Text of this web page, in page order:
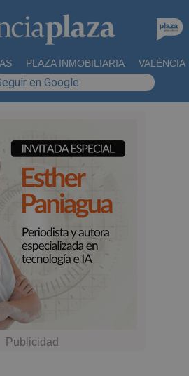
PLAZA INMOBILIARIA VALÈNCIA
en Google